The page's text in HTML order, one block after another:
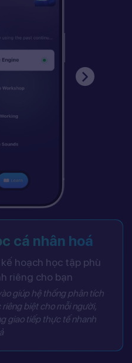
cá nhân hoá
hoạch học tập phù
riêng cho bạn
giúp hệ thống phân tích
riêng biệt cho mỗi người,
giao tiếp thực tế nhanh